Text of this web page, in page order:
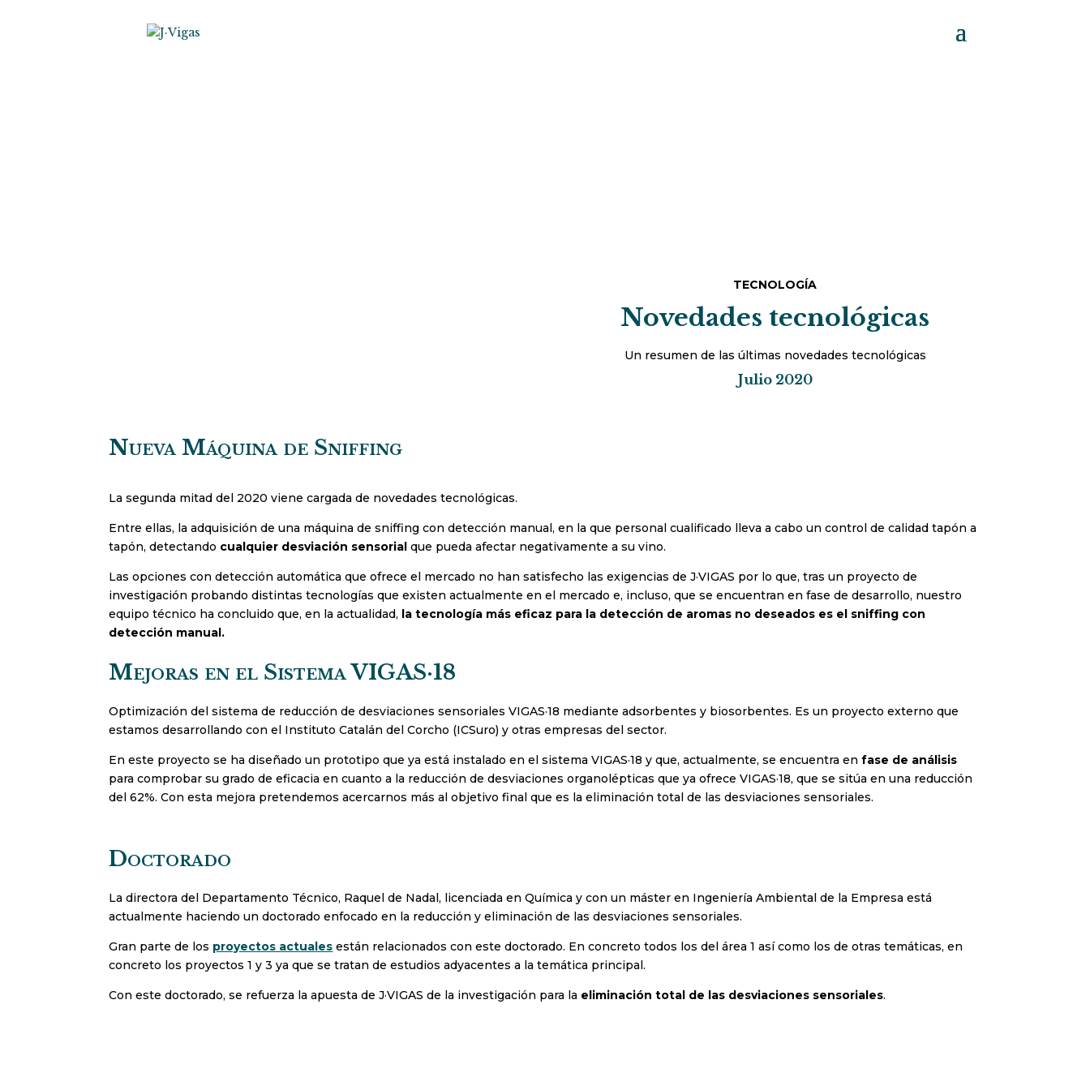
TECNOLOGÍA
Novedades tecnológicas
Un resumen de las últimas novedades tecnológicas
Julio 2020
Nueva Máquina de Sniffing
La segunda mitad del 2020 viene cargada de novedades tecnológicas.
Entre ellas, la adquisición de una máquina de sniffing con detección manual, en la que personal cualificado lleva a cabo un control de calidad tapón a
tapón, detectando cualquier desviación sensorial que pueda afectar negativamente a su vino.
Las opciones con detección automática que ofrece el mercado no han satisfecho las exigencias de J·VIGAS por lo que, tras un proyecto de
investigación probando distintas tecnologías que existen actualmente en el mercado e, incluso, que se encuentran en fase de desarrollo, nuestro
equipo técnico ha concluido que, en la actualidad, la tecnología más eficaz para la detección de aromas no deseados es el sniffing con
detección manual.
Mejoras en el Sistema VIGAS·18
Optimización del sistema de reducción de desviaciones sensoriales VIGAS·18 mediante adsorbentes y biosorbentes. Es un proyecto externo que
estamos desarrollando con el Instituto Catalán del Corcho (ICSuro) y otras empresas del sector.
En este proyecto se ha diseñado un prototipo que ya está instalado en el sistema VIGAS·18 y que, actualmente, se encuentra enfase de análisis
para comprobar su grado de eficacia en cuanto a la reducción de desviaciones organolépticas que ya ofrece VIGAS·18, que se sitúa en una reducción
del 62%. Con esta mejora pretendemos acercarnos más al objetivo final que es la eliminación total de las desviaciones sensoriales.
Doctorado
La directora del Departamento Técnico, Raquel de Nadal, licenciada en Química y con un máster en Ingeniería Ambiental de la Empresa está
actualmente haciendo un doctorado enfocado en la reducción y eliminación de las desviaciones sensoriales.
Gran parte de los proyectos actuales están relacionados con este doctorado. En concreto todos los del área 1 así como los de otras temáticas, en
concreto los proyectos 1 y 3 ya que se tratan de estudios adyacentes a la temática principal.
Con este doctorado, se refuerza la apuesta de J·VIGAS de la investigación para la eliminación total de las desviaciones sensoriales.